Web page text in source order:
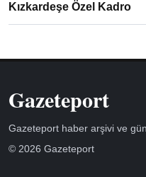
Kızkardeşe Özel Kadro
Gazeteport
Gazeteport haber arşivi ve
© 2026 Gazeteport